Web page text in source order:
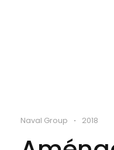
Naval Group • 2018